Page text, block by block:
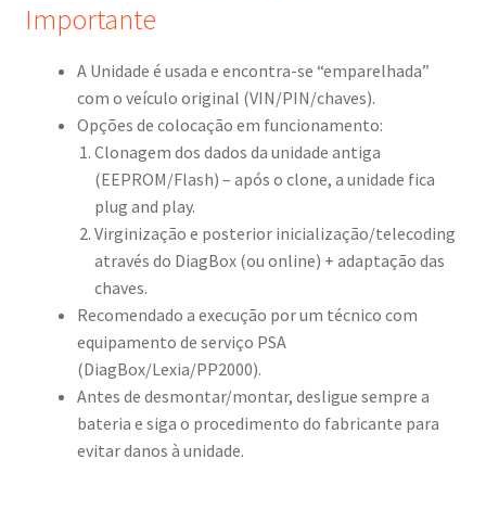
Importante
A Unidade é usada e encontra-se “emparelhada”
com o veículo original (VIN/PIN/chaves).
Opções de colocação em funcionamento:
Clonagem dos dados da unidade antiga
(EEPROM/Flash) – após o clone, a unidade fica
plug and play.
Virginização e posterior inicialização/telecoding
através do DiagBox (ou online) + adaptação das
chaves.
Recomendado a execução por um técnico com
equipamento de serviço PSA
(DiagBox/Lexia/PP2000).
Antes de desmontar/montar, desligue sempre a
bateria e siga o procedimento do fabricante para
evitar danos à unidade.